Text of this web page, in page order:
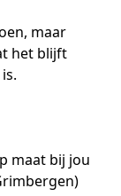
maar
het blijft
maat bij jou